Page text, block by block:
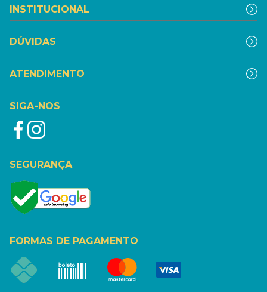
INSTITUCIONAL
DÚVIDAS
ATENDIMENTO
SIGA-NOS
SEGURANÇA
FORMAS DE PAGAMENTO